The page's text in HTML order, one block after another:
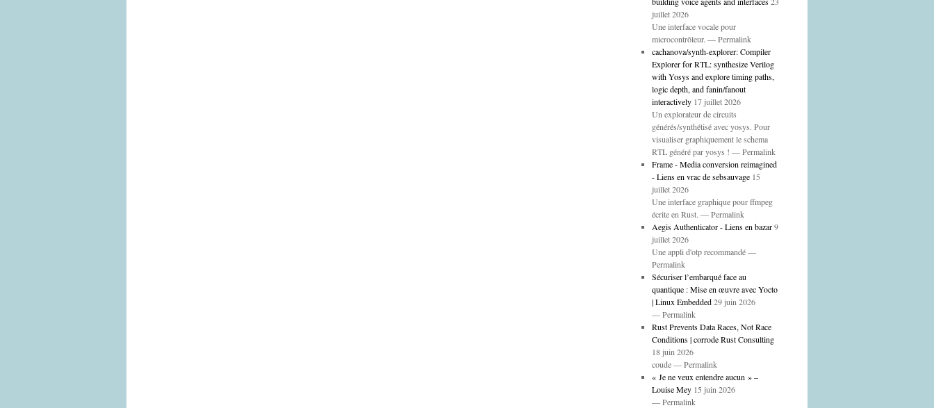
juillet 2026
Une interface vocale pour
microcontrôleur. — Permalink
cachanova/synth-explorer: Compiler
Explorer for RTL: synthesize Verilog
with Yosys and explore timing paths,
logic depth, and fanin/fanout
interactively 17 juillet 2026
Un explorateur de circuits
générés/synthétisé avec yosys. Pour
visualiser graphiquement le schema
RTL généré par yosys ! — Permalink
Frame - Media conversion reimagined
- Liens en vrac de sebsauvage 15
juillet 2026
Une interface graphique pour ffmpeg
écrite en Rust. — Permalink
Aegis Authenticator - Liens en bazar 9
juillet 2026
Une appli d'otp recommandé —
Permalink
Sécuriser l’embarqué face au
quantique : Mise en œuvre avec Yocto
| Linux Embedded 29 juin 2026
— Permalink
Rust Prevents Data Races, Not Race
Conditions | corrode Rust Consulting
18 juin 2026
coude — Permalink
« Je ne veux entendre aucun » –
Louise Mey 15 juin 2026
— Permalink